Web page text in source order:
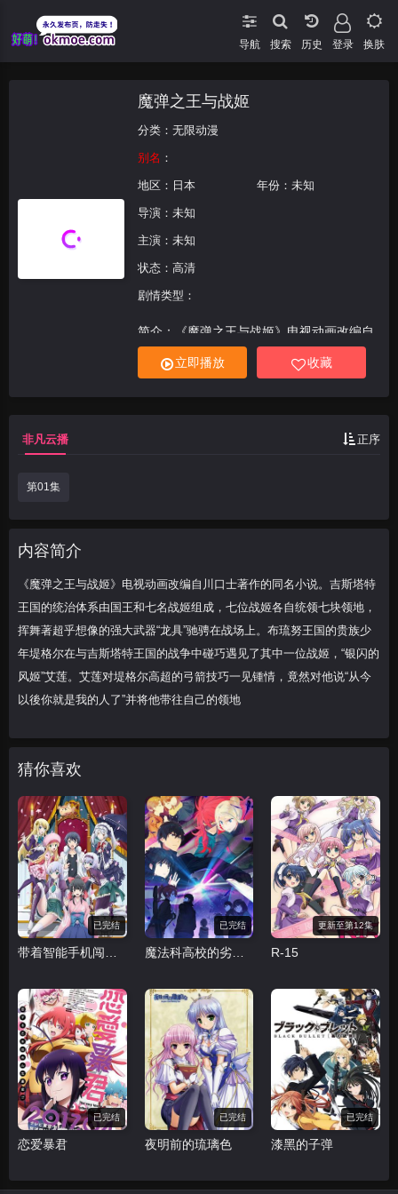
导航 搜索 登录 换肤
魔弹之王与战姬
分类： 无限动漫
别名 ：
地区： 日本 年份：未知
导演：未知
主演：未知
状态：高清
剧情类型：
简介：《魔弹之王与战姬》电视动画改编自
川口士著作的同名小说。吉斯塔特王国的统
治体系由国王和七名战姬组成，七位战姬各
自统领七块领地，挥舞著超乎想像的强大武
立即播放 收藏
非凡云播 正序
第01集
内容简介
《魔弹之王与战姬》电视动画改编自川口士著作的同名小说。吉斯塔特
王国的统治体系由国王和七名战姬组成，七位战姬各自统领七块领地，
挥舞著超乎想像的强大武器“龙具”驰骋在战场上。布琉努王国的贵族少
年堤格尔在与吉斯塔特王国的战争中碰巧遇见了其中一位战姬，“银闪的
风姬”艾莲。艾莲对堤格尔高超的弓箭技巧一见锺情，竟然对他说“从今
以後你就是我的人了”并将他带往自己的领地
猜你喜欢
已完结 已完结
魔法科高校的劣等生 来访者篇
更新至第12集
R-15
已完结
恋爱暴君
已完结
夜明前的琉璃色
已完结
漆黑的子弹